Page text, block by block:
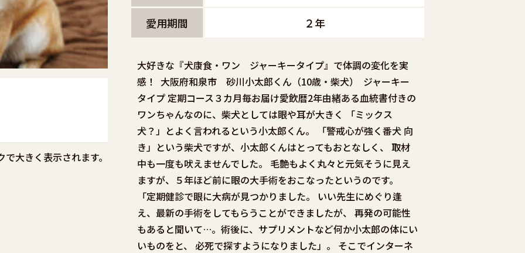
愛用期間 ２年
大好きな『犬康食・ワン ジャーキータイプ』で体調の変化を実
感！ 大阪府和泉市 砂川小太郎くん（10歳・柴犬） ジャーキー
タイプ 定期コース３カ月毎お届け愛飲暦2年由緒ある血統書付きの
ワンちゃんなのに、柴犬としては眼や耳が大きく 「ミックス
犬？」とよく言われるという小太郎くん。 「警戒心が強く番犬 向
き」という柴犬ですが、小太郎くんはとってもおとなしく、 取材
中も一度も吠えませんでした。 毛艶もよく丸々と元気そうに見え
ますが、５年ほど前に眼の大手術をおこなったというのです。
「定期健診で眼に大病が見つかりました。 いい先生にめぐり逢
え、最新の手術をしてもらうことができましたが、 再発の可能性
もあると聞いて…。術後に、サプリメントなど何か小太郎の体にい
いものをと、 必死で探すようになりました」。 そこでインターネ
大きく表示されます。